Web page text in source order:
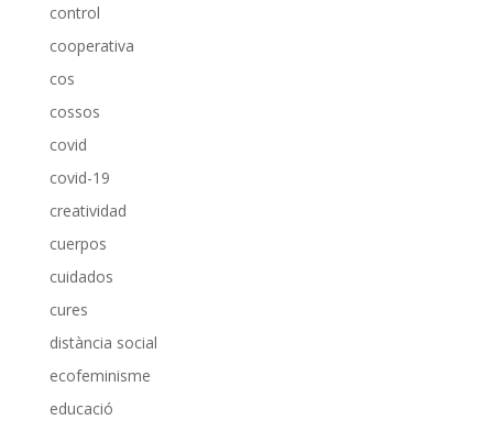
control
cooperativa
cos
cossos
covid
covid-19
creatividad
cuerpos
cuidados
cures
distància social
ecofeminisme
educació